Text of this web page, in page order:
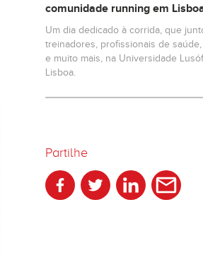
comunidade running em
Um dia dedicado à corrida, que
treinadores, profissionais de
e muito mais, na Universidade
Lisboa.
Partilhe